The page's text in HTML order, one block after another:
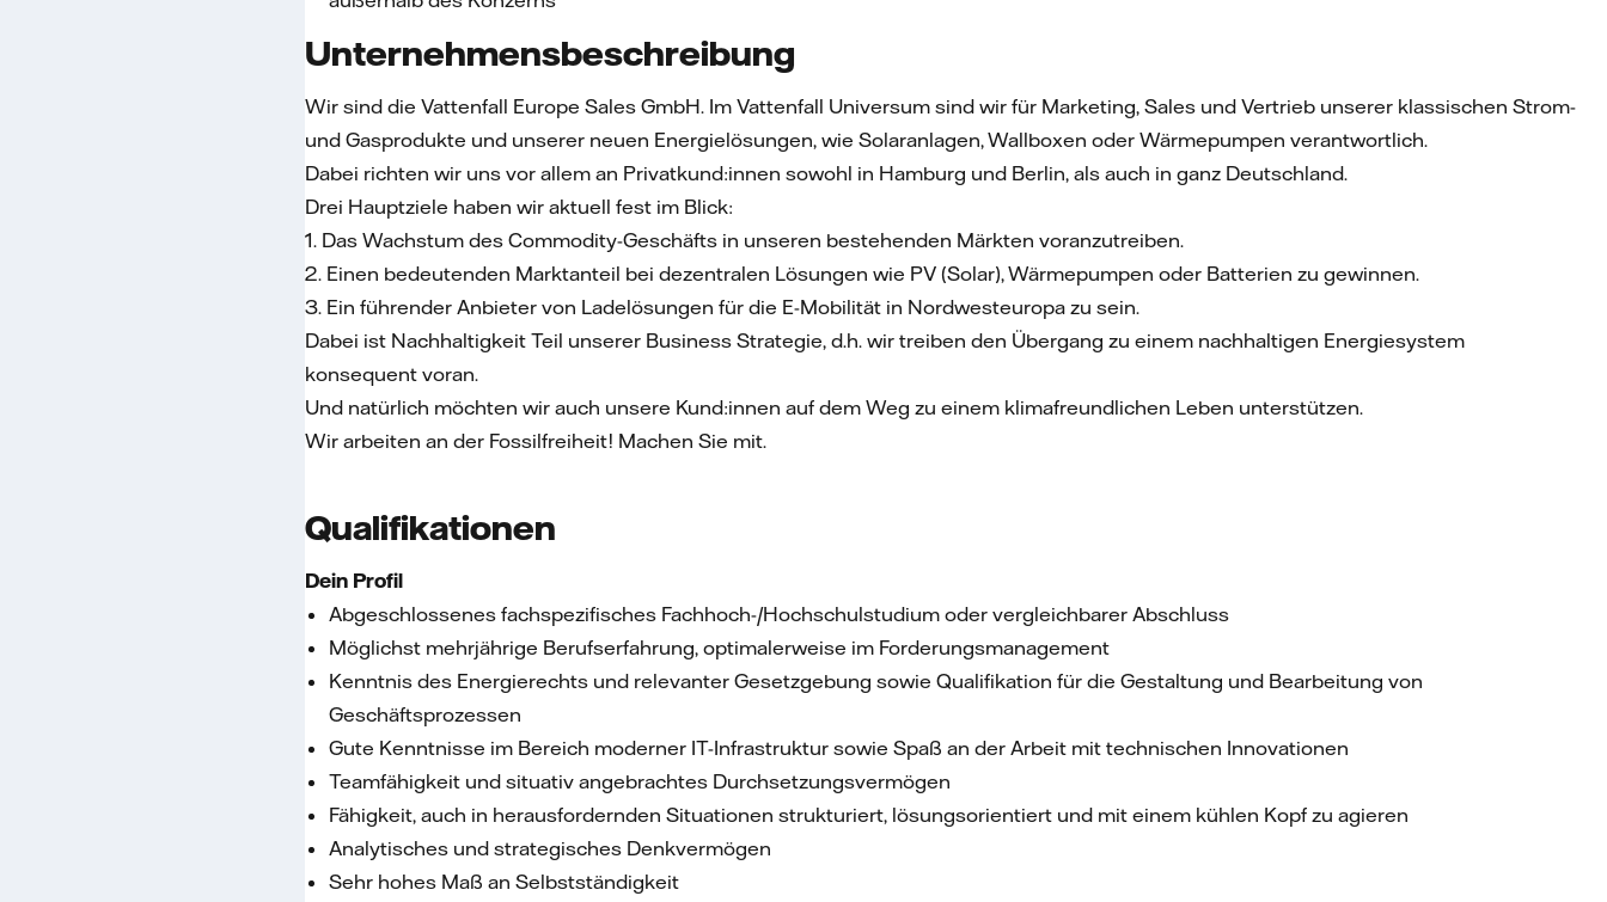
Unternehmensbeschreibung
Wir sind die Vattenfall Europe Sales GmbH. Im Vattenfall Universum sind wir für Marketing, Sales und Vertrieb unserer klassischen Strom-
und Gasprodukte und unserer neuen Energielösungen, wie Solaranlagen, Wallboxen oder Wärmepumpen verantwortlich.
Dabei richten wir uns vor allem an Privatkund:innen sowohl in Hamburg und Berlin, als auch in ganz Deutschland.
Drei Hauptziele haben wir aktuell fest im Blick:
1. Das Wachstum des Commodity-Geschäfts in unseren bestehenden Märkten voranzutreiben.
2. Einen bedeutenden Marktanteil bei dezentralen Lösungen wie PV (Solar), Wärmepumpen oder Batterien zu gewinnen.
3. Ein führender Anbieter von Ladelösungen für die E-Mobilität in Nordwesteuropa zu sein.
Dabei ist Nachhaltigkeit Teil unserer Business Strategie, d.h. wir treiben den Übergang zu einem nachhaltigen Energiesystem
konsequent voran.
Und natürlich möchten wir auch unsere Kund:innen auf dem Weg zu einem klimafreundlichen Leben unterstützen.
Wir arbeiten an der Fossilfreiheit! Machen Sie mit.
Qualifikationen
Dein Profil
Abgeschlossenes fachspezifisches Fachhoch-/Hochschulstudium oder vergleichbarer Abschluss
Möglichst mehrjährige Berufserfahrung, optimalerweise im Forderungsmanagement
Kenntnis des Energierechts und relevanter Gesetzgebung sowie Qualifikation für die Gestaltung und Bearbeitung von
Geschäftsprozessen
Gute Kenntnisse im Bereich moderner IT-Infrastruktur sowie Spaß an der Arbeit mit technischen Innovationen
Teamfähigkeit und situativ angebrachtes Durchsetzungsvermögen
Fähigkeit, auch in herausfordernden Situationen strukturiert, lösungsorientiert und mit einem kühlen Kopf zu agieren
Analytisches und strategisches Denkvermögen
Sehr hohes Maß an Selbstständigkeit